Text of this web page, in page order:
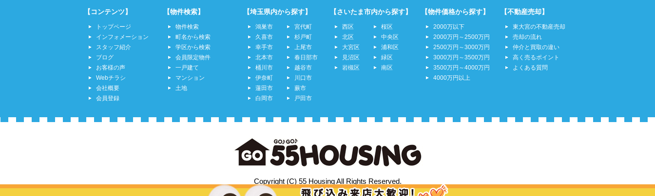
【コンテンツ】
トップページ
インフォメーション
スタッフ紹介
ブログ
お客様の声
Webチラシ
会社概要
会員登録
【物件検索】
物件検索
町名から検索
学区から検索
会員限定物件
一戸建て
マンション
土地
【埼玉県内から探す】
鴻巣市
久喜市
幸手市
北本市
桶川市
伊奈町
蓮田市
白岡市
宮代町
杉戸町
上尾市
春日部市
越谷市
川口市
蕨市
戸田市
【さいたま市内から探す】
西区
北区
大宮区
見沼区
岩槻区
桜区
中央区
浦和区
緑区
南区
【物件価格から探す】
2000万以下
2000万円～2500万円
2500万円～3000万円
3000万円～3500万円
3500万円～4000万円
4000万円以上
【不動産売却】
東大宮の不動産売却
売却の流れ
仲介と買取の違い
高く売るポイント
よくある質問
Copyright (C) 55 Housing All Rights Reserved.